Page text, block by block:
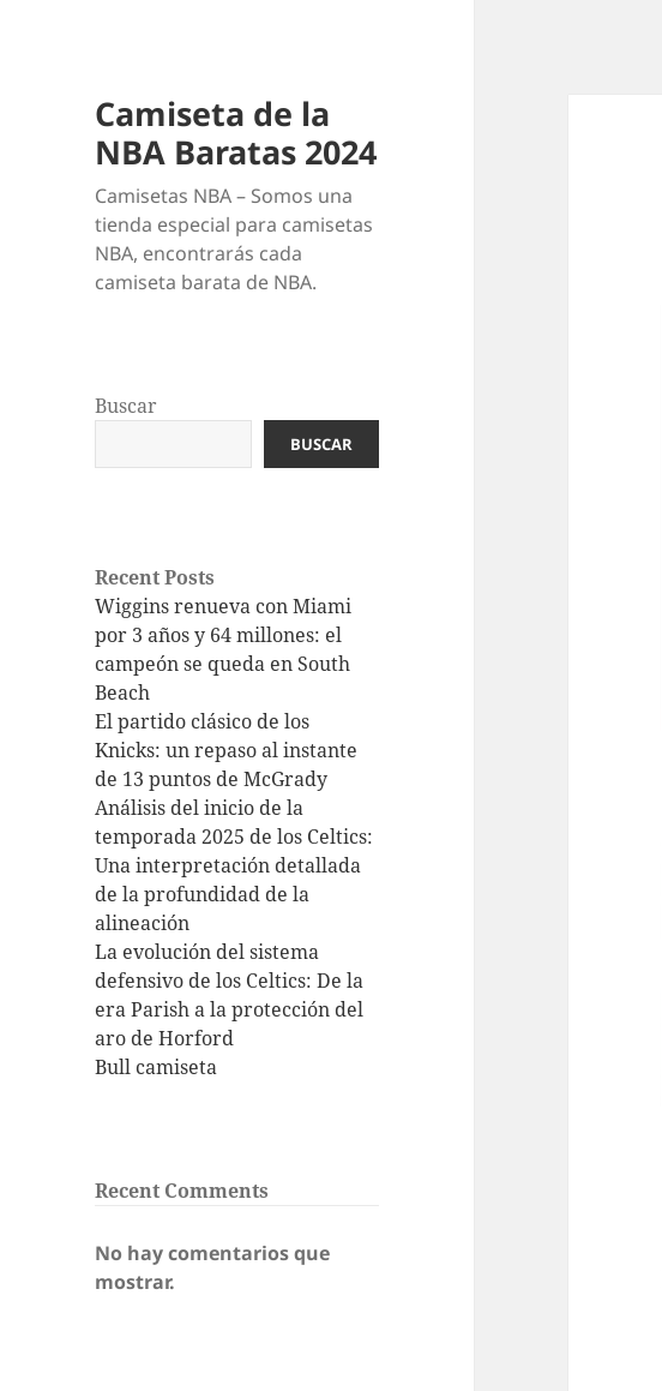
Camiseta de la
NBA Baratas 2024
Camisetas NBA – Somos una
tienda especial para camisetas
NBA, encontrarás cada
camiseta barata de NBA.
Buscar
BUSCAR
Recent Posts
Wiggins renueva con Miami
por 3 años y 64 millones: el
campeón se queda en South
Beach
El partido clásico de los
Knicks: un repaso al instante
de 13 puntos de McGrady
Análisis del inicio de la
temporada 2025 de los Celtics:
Una interpretación detallada
de la profundidad de la
alineación
La evolución del sistema
defensivo de los Celtics: De la
era Parish a la protección del
aro de Horford
Bull camiseta
Recent Comments
No hay comentarios que
mostrar.